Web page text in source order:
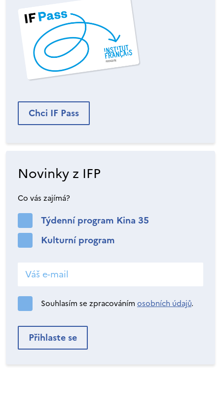
Chci IF Pass
Novinky z IFP
Co vás zajímá?
Týdenní program Kina 35
Kulturní program
Souhlasím se zpracováním osobních údajů.